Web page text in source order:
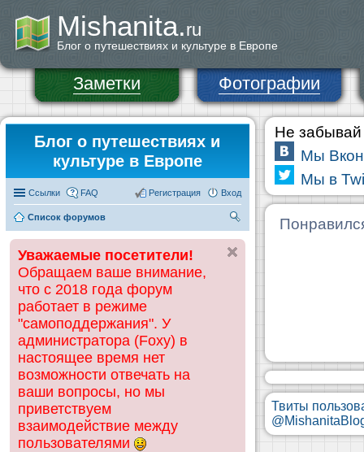
Mishanita.ru
Блог о путешествиях и культуре в Европе
Заметки Фотографии
Блог о путешествиях и
культуре в Европе
Ссылки FAQ Вход
Регистрация
Список форумов
ск
Уважаемые посетители!
Обращаем ваше внимание,
что с 2018 года форум
работает в режиме
"самоподдержания". У
администратора (Foxy) в
настоящее время нет
возможности отвечать на
ваши вопросы, но мы
приветствуем
взаимодействие между
пользователями
Не забывай
Мы
Мы в
Твиты